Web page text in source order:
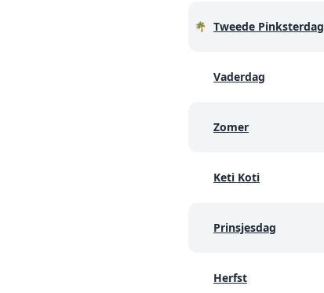
🌴 Tweede Pinksterdag
Vaderdag
Zomer
Keti Koti
Prinsjesdag
Herfst